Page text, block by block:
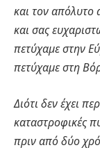
και τον απόλυτο
και σας
πετύχαμε στην
πετύχαμε στη
Διότι δεν έχει
καταστροφικές
πριν από δύο